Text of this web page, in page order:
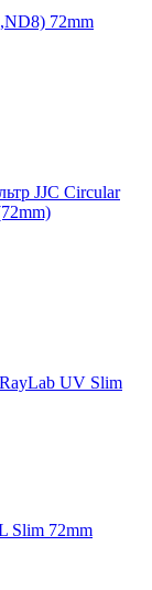
72mm
JJC Circular
UV Slim
Slim 72mm